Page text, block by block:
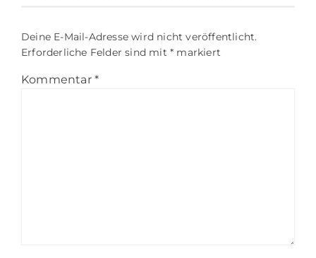
Deine E-Mail-Adresse wird nicht veröffentlicht.
Erforderliche Felder sind mit * markiert
Kommentar *